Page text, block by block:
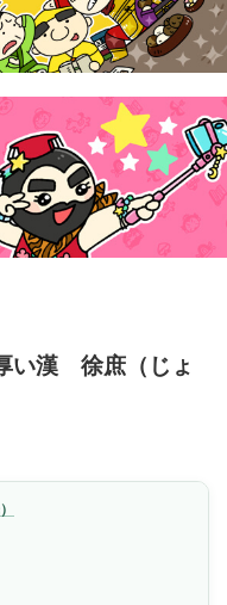
い漢 徐庶（じょ